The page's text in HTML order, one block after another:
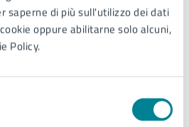
saperne di più sull'utilizzo dei dati
oppure abilitarne solo alcuni,
Policy.